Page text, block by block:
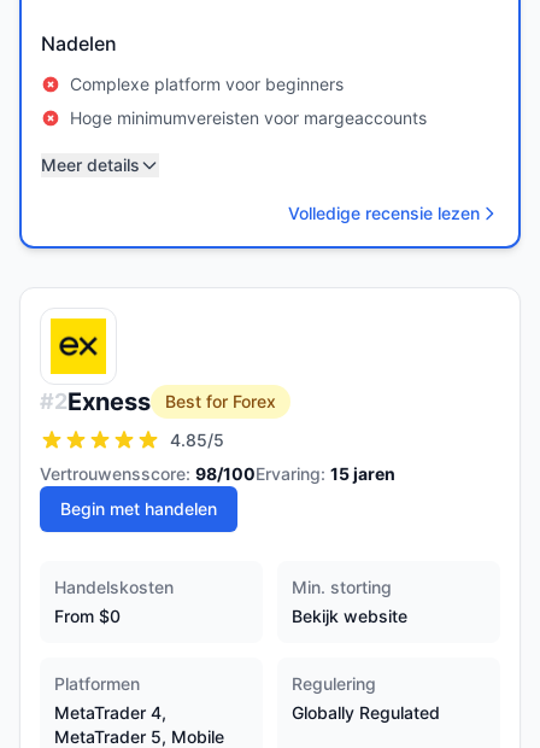
Nadelen
Complexe platform voor beginners
Hoge minimumvereisten voor margeaccounts
Meer details
Volledige recensie lezen
#2Exness
Best for Forex
4.85/5
Vertrouwensscore: 98/100Ervaring: 15jaren
Begin met handelen
Handelskosten
From $0
Min. storting
Bekijk website
Platformen
MetaTrader 4,
MetaTrader 5, Mobile
Regulering
Globally Regulated